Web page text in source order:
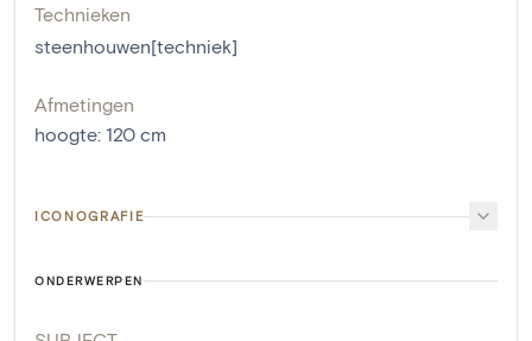
Technieken
steenhouwen[techniek]
Afmetingen
hoogte: 120 cm
ICONOGRAFIE
ONDERWERPEN